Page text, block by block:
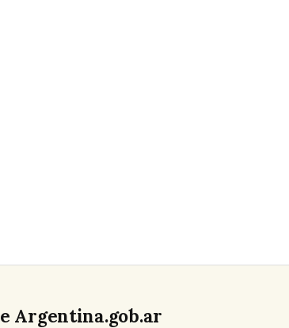
Argentina.gob.ar